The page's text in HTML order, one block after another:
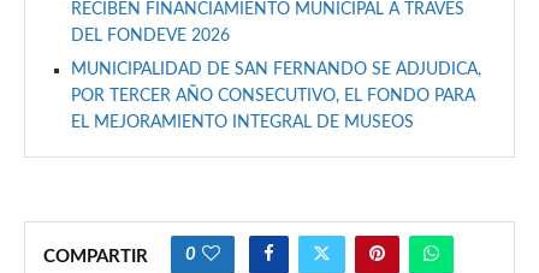
RECIBEN FINANCIAMIENTO MUNICIPAL A TRAVÉS
DEL FONDEVE 2026
MUNICIPALIDAD DE SAN FERNANDO SE ADJUDICA,
POR TERCER AÑO CONSECUTIVO, EL FONDO PARA
EL MEJORAMIENTO INTEGRAL DE MUSEOS
COMPARTIR 0